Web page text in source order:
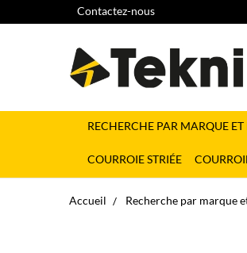
Contactez-nous
RECHERCHE PAR MARQUE
COURROIE STRIÉE
Accueil Recherche par marque